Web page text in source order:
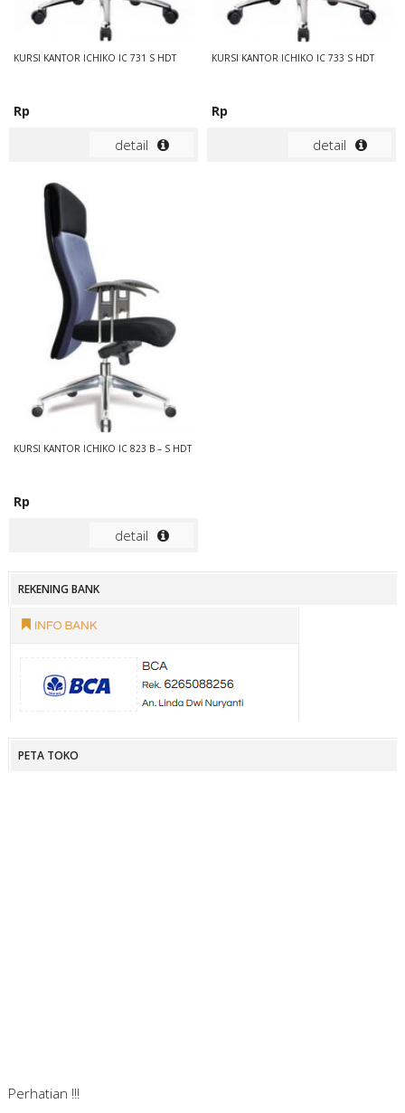
KURSI KANTOR ICHIKO IC 731 S HDT
Rp
detail
KURSI KANTOR ICHIKO IC 733 S HDT
Rp
detail
KURSI KANTOR ICHIKO IC 823 B – S HDT
Rp
detail
REKENING BANK
PETA TOKO
Perhatian !!!